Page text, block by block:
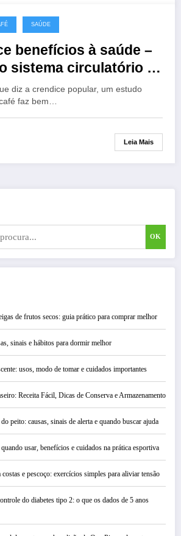
SAÚDE
benefícios à saúde –
sistema circulatório e
infarto
diz a crendice popular, um estudo
faz bem…
Leia Mais
OK
de frutos secos: guia prático para comprar melhor
sinais e hábitos para dormir melhor
usos, modo de tomar e cuidados importantes
Receita Fácil, Dicas de Conserva e Armazenamento
peito: causas, sinais de alerta e quando buscar ajuda
usar, benefícios e cuidados na prática esportiva
e pescoço: exercícios simples para aliviar tensão
do diabetes tipo 2: o que os dados de 5 anos